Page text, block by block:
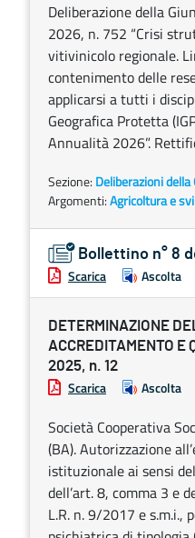
Deliberazione della
2026, n. 752 “Crisi
vitivinicolo regionale.
contenimento delle
applicarsi a tutti i
Geografica Protetta
Annualità 2026”.
Sezione: Deliberazioni
Argomenti:Agricoltura e
Bollettino n° 8
Scarica Ascolta
DETERMINAZIONE
ACCREDITAMENTO
2025, n. 12
Scarica Ascolta
Società Cooperativa
(BA). Autorizzazione
istituzionale ai sensi
dell’art. 8, comma 3 e
L.R. n. 9/2017 e